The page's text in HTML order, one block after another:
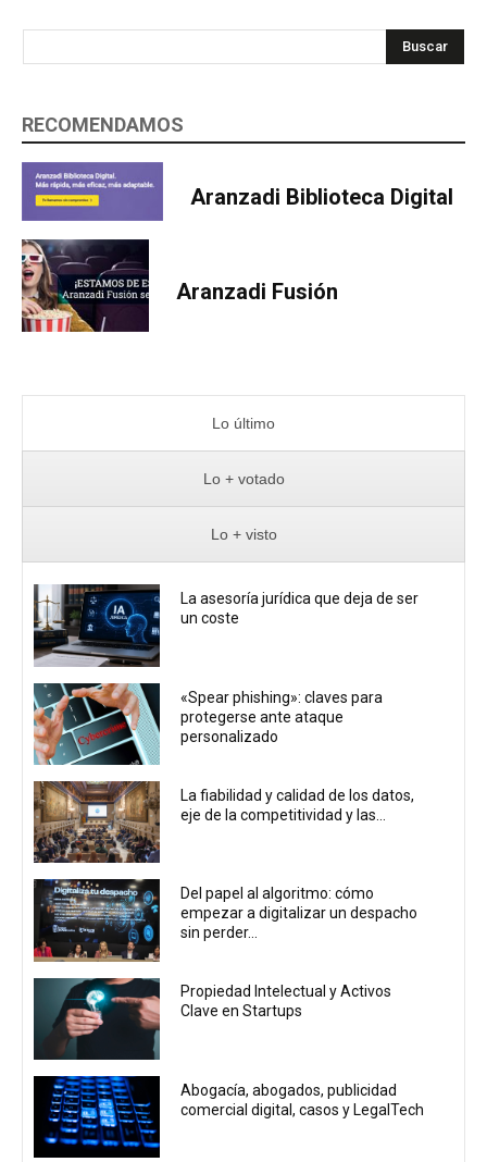
Buscar
RECOMENDAMOS
Aranzadi Biblioteca Digital
Aranzadi Fusión
Lo último
Lo + votado
Lo + visto
La asesoría jurídica que deja de ser
un coste
«Spear phishing»: claves para
protegerse ante ataque
personalizado
La fiabilidad y calidad de los datos,
eje de la competitividad y las...
Del papel al algoritmo: cómo
empezar a digitalizar un despacho
sin perder...
Propiedad Intelectual y Activos
Clave en Startups
Abogacía, abogados, publicidad
comercial digital, casos y LegalTech